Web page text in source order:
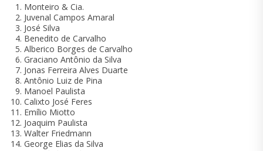
Monteiro & Cia.
Juvenal Campos Amaral
José Silva
Benedito de Carvalho
Alberico Borges de Carvalho
Graciano Antônio da Silva
Jonas Ferreira Alves Duarte
Antônio Luiz de Pina
Manoel Paulista
Calixto José Feres
Emílio Miotto
Joaquim Paulista
Walter Friedmann
George Elias da Silva